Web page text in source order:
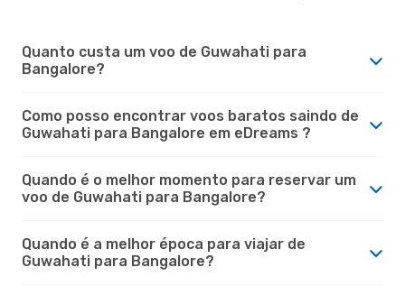
Quanto custa um voo de Guwahati para
Bangalore?
Como posso encontrar voos baratos saindo de
Guwahati para Bangalore em eDreams ?
Quando é o melhor momento para reservar um
voo de Guwahati para Bangalore?
Quando é a melhor época para viajar de
Guwahati para Bangalore?